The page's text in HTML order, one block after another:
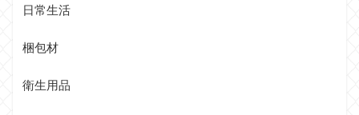
日常生活
梱包材
衛生用品